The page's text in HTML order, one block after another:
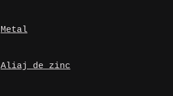
Metal
Aliaj de zinc